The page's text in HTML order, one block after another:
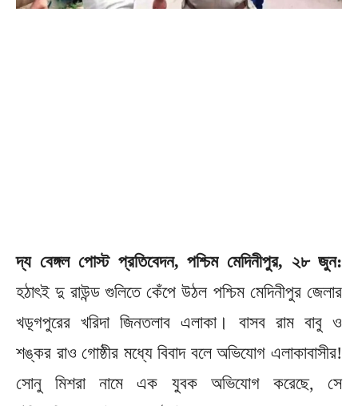
দ্য বেঙ্গল পোস্ট প্রতিবেদন, পশ্চিম মেদিনীপুর, ২৮ জুন:
হঠাৎই দু রাউন্ড গুলিতে কেঁপে উঠল পশ্চিম মেদিনীপুর জেলার
খড়্গপুরের খরিদা জিনতলাব এলাকা। বাসব রাম বাবু ও
শঙ্কর রাও গোষ্ঠীর মধ্যে বিবাদ বলে অভিযোগ এলাকাবাসীর!
সোনু মিশরা নামে এক যুবক অভিযোগ করেছে, সে